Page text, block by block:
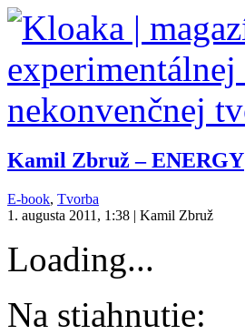
Kamil Zbruž – ENERGY
E-book, Tvorba
1. augusta 2011, 1:38 | Kamil Zbruž
Loading...
Na stiahnutie: